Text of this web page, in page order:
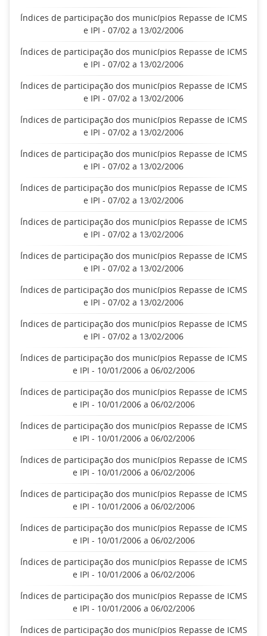
Índices de participação dos municípios Repasse de ICMS
e IPI - 07/02 a 13/02/2006
Índices de participação dos municípios Repasse de ICMS
e IPI - 07/02 a 13/02/2006
Índices de participação dos municípios Repasse de ICMS
e IPI - 07/02 a 13/02/2006
Índices de participação dos municípios Repasse de ICMS
e IPI - 07/02 a 13/02/2006
Índices de participação dos municípios Repasse de ICMS
e IPI - 07/02 a 13/02/2006
Índices de participação dos municípios Repasse de ICMS
e IPI - 07/02 a 13/02/2006
Índices de participação dos municípios Repasse de ICMS
e IPI - 07/02 a 13/02/2006
Índices de participação dos municípios Repasse de ICMS
e IPI - 07/02 a 13/02/2006
Índices de participação dos municípios Repasse de ICMS
e IPI - 07/02 a 13/02/2006
Índices de participação dos municípios Repasse de ICMS
e IPI - 07/02 a 13/02/2006
Índices de participação dos municípios Repasse de ICMS
e IPI - 10/01/2006 a 06/02/2006
Índices de participação dos municípios Repasse de ICMS
e IPI - 10/01/2006 a 06/02/2006
Índices de participação dos municípios Repasse de ICMS
e IPI - 10/01/2006 a 06/02/2006
Índices de participação dos municípios Repasse de ICMS
e IPI - 10/01/2006 a 06/02/2006
Índices de participação dos municípios Repasse de ICMS
e IPI - 10/01/2006 a 06/02/2006
Índices de participação dos municípios Repasse de ICMS
e IPI - 10/01/2006 a 06/02/2006
Índices de participação dos municípios Repasse de ICMS
e IPI - 10/01/2006 a 06/02/2006
Índices de participação dos municípios Repasse de ICMS
e IPI - 10/01/2006 a 06/02/2006
Índices de participação dos municípios Repasse de ICMS